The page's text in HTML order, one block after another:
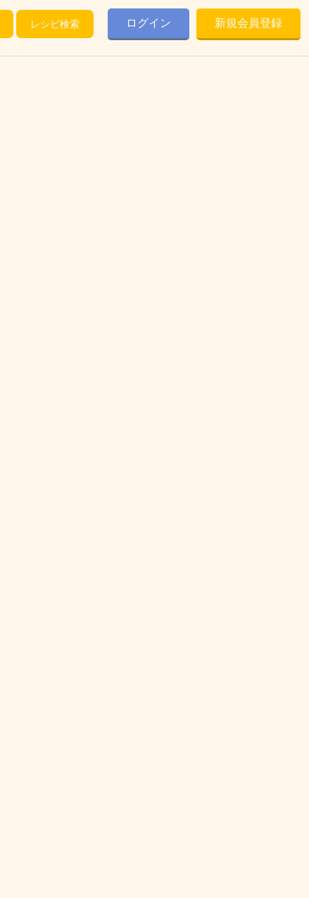
レシピ検索 ログイン 新規会員登録